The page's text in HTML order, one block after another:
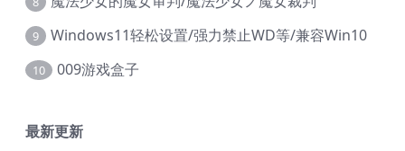
9 Windows11轻松设置/强力禁止WD等/兼容Win10
10 009游戏盒子
最新更新